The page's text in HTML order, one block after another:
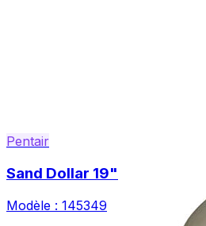
Pentair
Sand Dollar 19"
Modèle : 145349